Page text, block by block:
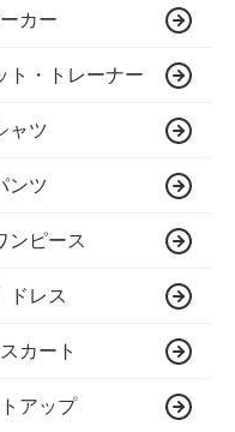
カー
ト・トレーナー
ャツ
ンツ
ンピース
ドレス
カート
アップ